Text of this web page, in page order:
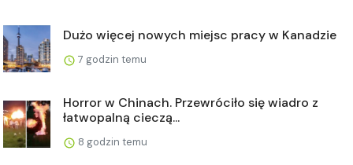
Dużo więcej nowych miejsc pracy w Kanadzie
7 godzin temu
Horror w Chinach. Przewróciło się wiadro z
łatwopalną cieczą...
8 godzin temu